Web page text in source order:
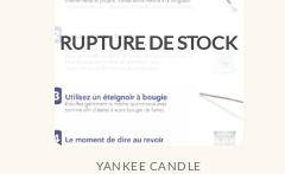
RUPTURE DE STOCK
YANKEE CANDLE